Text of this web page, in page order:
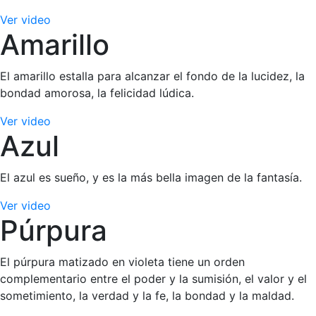
Ver video
Amarillo
El amarillo estalla para alcanzar el fondo de la lucidez, la
bondad amorosa, la felicidad lúdica.
Ver video
Azul
El azul es sueño, y es la más bella imagen de la fantasía.
Ver video
Púrpura
El púrpura matizado en violeta tiene un orden
complementario entre el poder y la sumisión, el valor y el
sometimiento, la verdad y la fe, la bondad y la maldad.